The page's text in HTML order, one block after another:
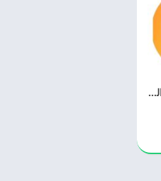
سناب تيوب الاصفر القديم 2026 Snaptube APK اخر اصدار مجانا